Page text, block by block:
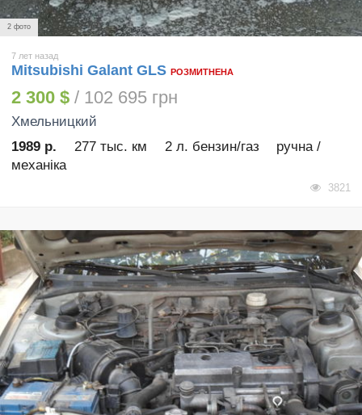
2 фото
7 лет назад
Mitsubishi Galant GLS РОЗМИТНЕНА
2 300 $ / 102 695 грн
Хмельницкий
1989 р.
277 тыс. км 2 л. бензин/газ
ручна /
механіка
3821